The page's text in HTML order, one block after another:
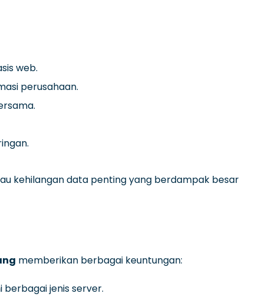
web.
perusahaan.
kehilangan data penting yang berdampak besar
memberikan berbagai keuntungan:
jenis server.